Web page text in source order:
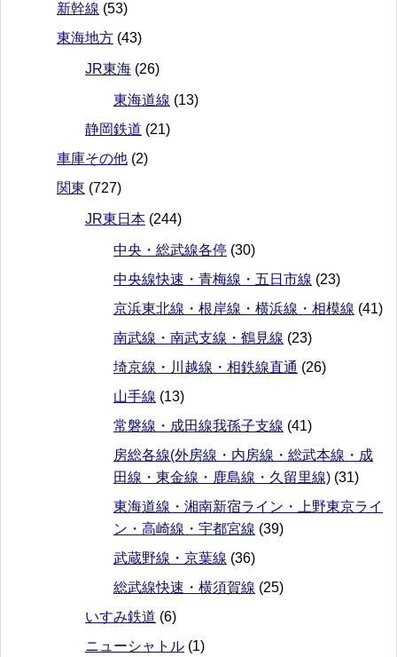
新幹線 (53)
東海地方 (43)
JR東海 (26)
東海道線 (13)
静岡鉄道 (21)
車庫その他 (2)
関東 (727)
JR東日本 (244)
中央・総武線各停 (30)
中央線快速・青梅線・五日市線 (23)
京浜東北線・根岸線・横浜線・相模線 (41)
南武線・南武支線・鶴見線 (23)
埼京線・川越線・相鉄線直通 (26)
山手線 (13)
常磐線・成田線我孫子支線 (41)
房総各線(外房線・内房線・総武本線・成
田線・東金線・鹿島線・久留里線) (31)
東海道線・湘南新宿ライン・上野東京ライ
ン・高崎線・宇都宮線 (39)
武蔵野線・京葉線 (36)
総武線快速・横須賀線 (25)
いすみ鉄道 (6)
ニューシャトル (1)